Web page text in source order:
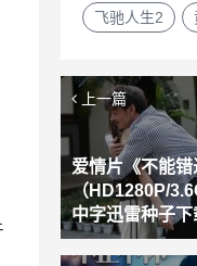
飞驰人生2
上一篇
爱情片《不能
（HD1280P/
中字迅雷种子下